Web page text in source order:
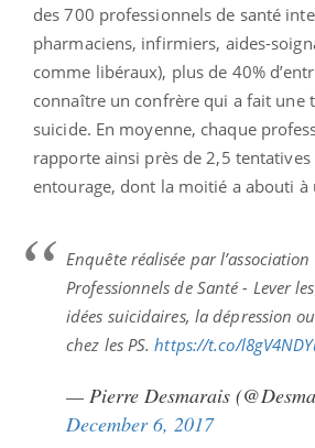
des 700 professionnels de santé
pharmaciens, infirmiers, aides-
comme libéraux), plus de 40%
connaître un confrère qui a fait une
suicide. En moyenne, chaque
rapporte ainsi près de 2,5 tentatives
entourage, dont la moitié a abouti à
Enquête réalisée par
Professionnels de Santé - Lever
idées suicidaires, la dépression
chez les PS.https://t.co/
— Pierre Desmarais
December 6, 2017